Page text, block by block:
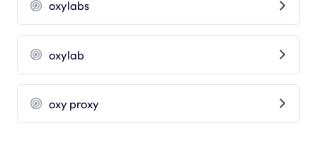
oxylabs
oxylab
oxy proxy